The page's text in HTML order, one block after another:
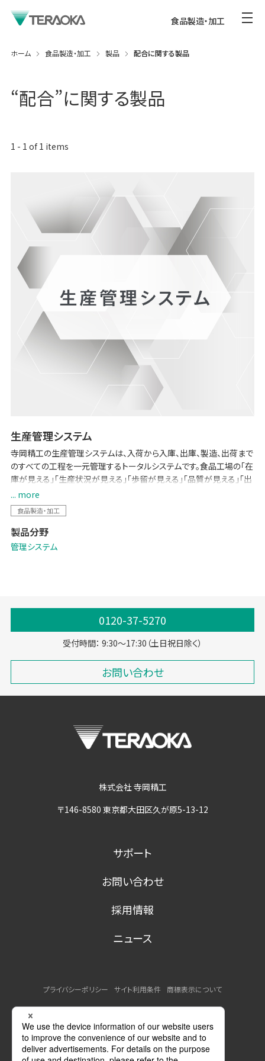
食品製造・加工
ホーム 食品製造・加工 製品 配合に関する製品
“配合”に関する製品
1 - 1 of1 items
生産管理システム
寺岡精工の生産管理システムは、入荷から入庫、出庫、製造、出荷まで
のすべての工程を一元管理するトータルシステムです。食品工場の「在
庫が見える」「生産状況が見える」「歩留が見える」「品質が見える」「出
荷実績が見える」システムを構築します。在庫金額の圧縮や歩留率の
向上に大きく貢献します。
... more
食品製造・加工
製品分野
管理システム
0120-37-5270
受付時間： 9:30～17:30（土日祝日除く）
お問い合わせ
株式会社 寺岡精工
〒146-8580 東京都大田区久が原5-13-12
サポート
お問い合わせ
採用情報
ニュース
プライバシーポリシー サイト利用条件
商標表示について
MSDSの提供について